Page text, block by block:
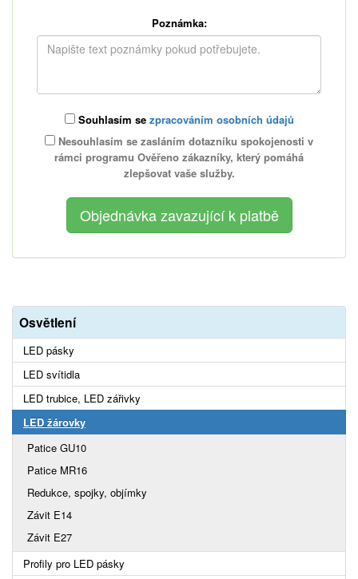
Poznámka:
Souhlasím se zpracováním osobních údajů
Nesouhlasím se zasláním dotazníku spokojenosti v
rámci programu Ověřeno zákazníky, který pomáhá
zlepšovat vaše služby.
Osvětlení
LED pásky
LED svítidla
LED trubice, LED zářivky
LED žárovky
Patice GU10
Patice MR16
Redukce, spojky, objímky
Závit E14
Závit E27
Profily pro LED pásky